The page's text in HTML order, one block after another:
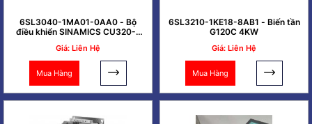
6SL3040-1MA01-0AA0 - Bộ
điều khiển SINAMICS CU320-2
Giá: Liên Hệ
Mua Hàng
6SL3210-1KE18-8AB1 - Biến tần
G120C 4KW
Giá: Liên Hệ
Mua Hàng